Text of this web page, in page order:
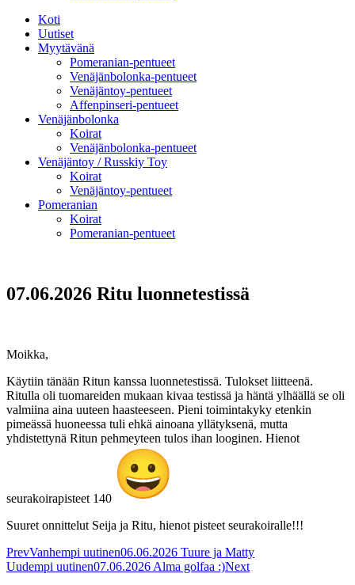
Koti
Uutiset
Myytävänä
Pomeranian-pentueet
Venäjänbolonka-pentueet
Venäjäntoy-pentueet
Affenpinseri-pentueet
Venäjänbolonka
Koirat
Venäjänbolonka-pentueet
Venäjäntoy / Russkiy Toy
Koirat
Venäjäntoy-pentueet
Pomeranian
Koirat
Pomeranian-pentueet
07.06.2026 Ritu luonnetestissä
Moikka,
Käytiin tänään Ritun kanssa luonnetestissä. Tulokset liitteenä.
Ritulla oli tuomareiden mukaan kivaa testissä ja häntä ylhäällä se oli
valmiina aina uuteen haasteeseen. Pieni toimintakyky etenkin
pimeässä huoneessa tuli ehkä ainoana yllätyksenä, mutta
yhdistettynä Ritun pehmeyteen tulos ihan looginen. Hienot
seurakoirapisteet 140
Suuret onnittelut Seija ja Ritu, hienot pisteet seurakoiralle!!!
PrevVanhempi uutinen06.06.2026 Tuure ja Matty
Uudempi uutinen07.06.2026 Alma golfaa :)Next